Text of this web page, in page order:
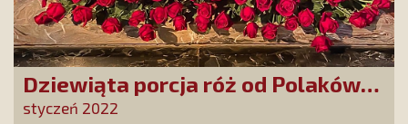
Dziewiąta porcja róż od Polaków
dla św. Rity z Casci!
styczeń 2022